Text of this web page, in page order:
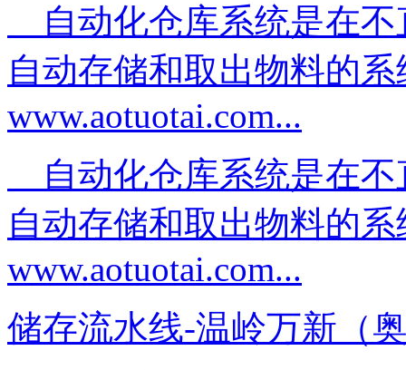
自动化仓库系统是在不
自动存储和取出物料的
www.aotuotai.com...
自动化仓库系统是在不
自动存储和取出物料的
www.aotuotai.com...
储存流水线-温岭万新（